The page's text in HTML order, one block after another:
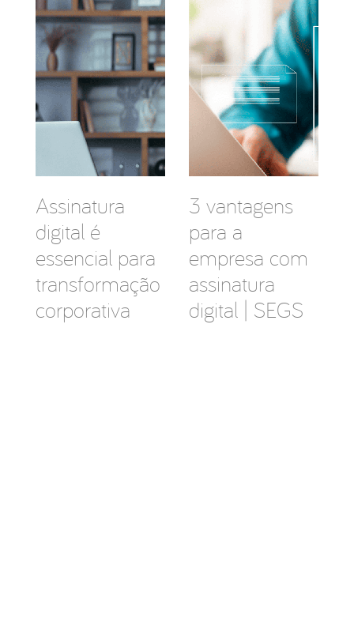
Assinatura
digital é
essencial para
transformação
corporativa
3 vantagens
para a
empresa com
assinatura
digital | SEGS